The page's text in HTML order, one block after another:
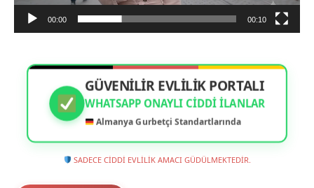
00:00 00:10
GÜVENİLİR EVLİLİK PORTALI
WHATSAPP ONAYLI CIDDI İLANLAR
Almanya Gurbetçi Standartlarında
SADECE CİDDİ EVLİLİK AMACI GÜDÜLMEKTEDİR.